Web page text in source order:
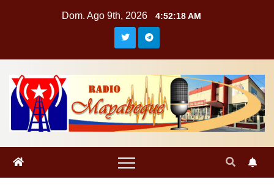
Dom. Ago 9th, 2026 4:52:19 AM